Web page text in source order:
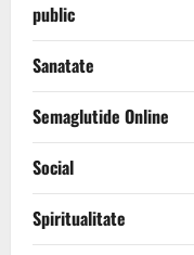
public
Sanatate
Semaglutide Online
Social
Spiritualitate